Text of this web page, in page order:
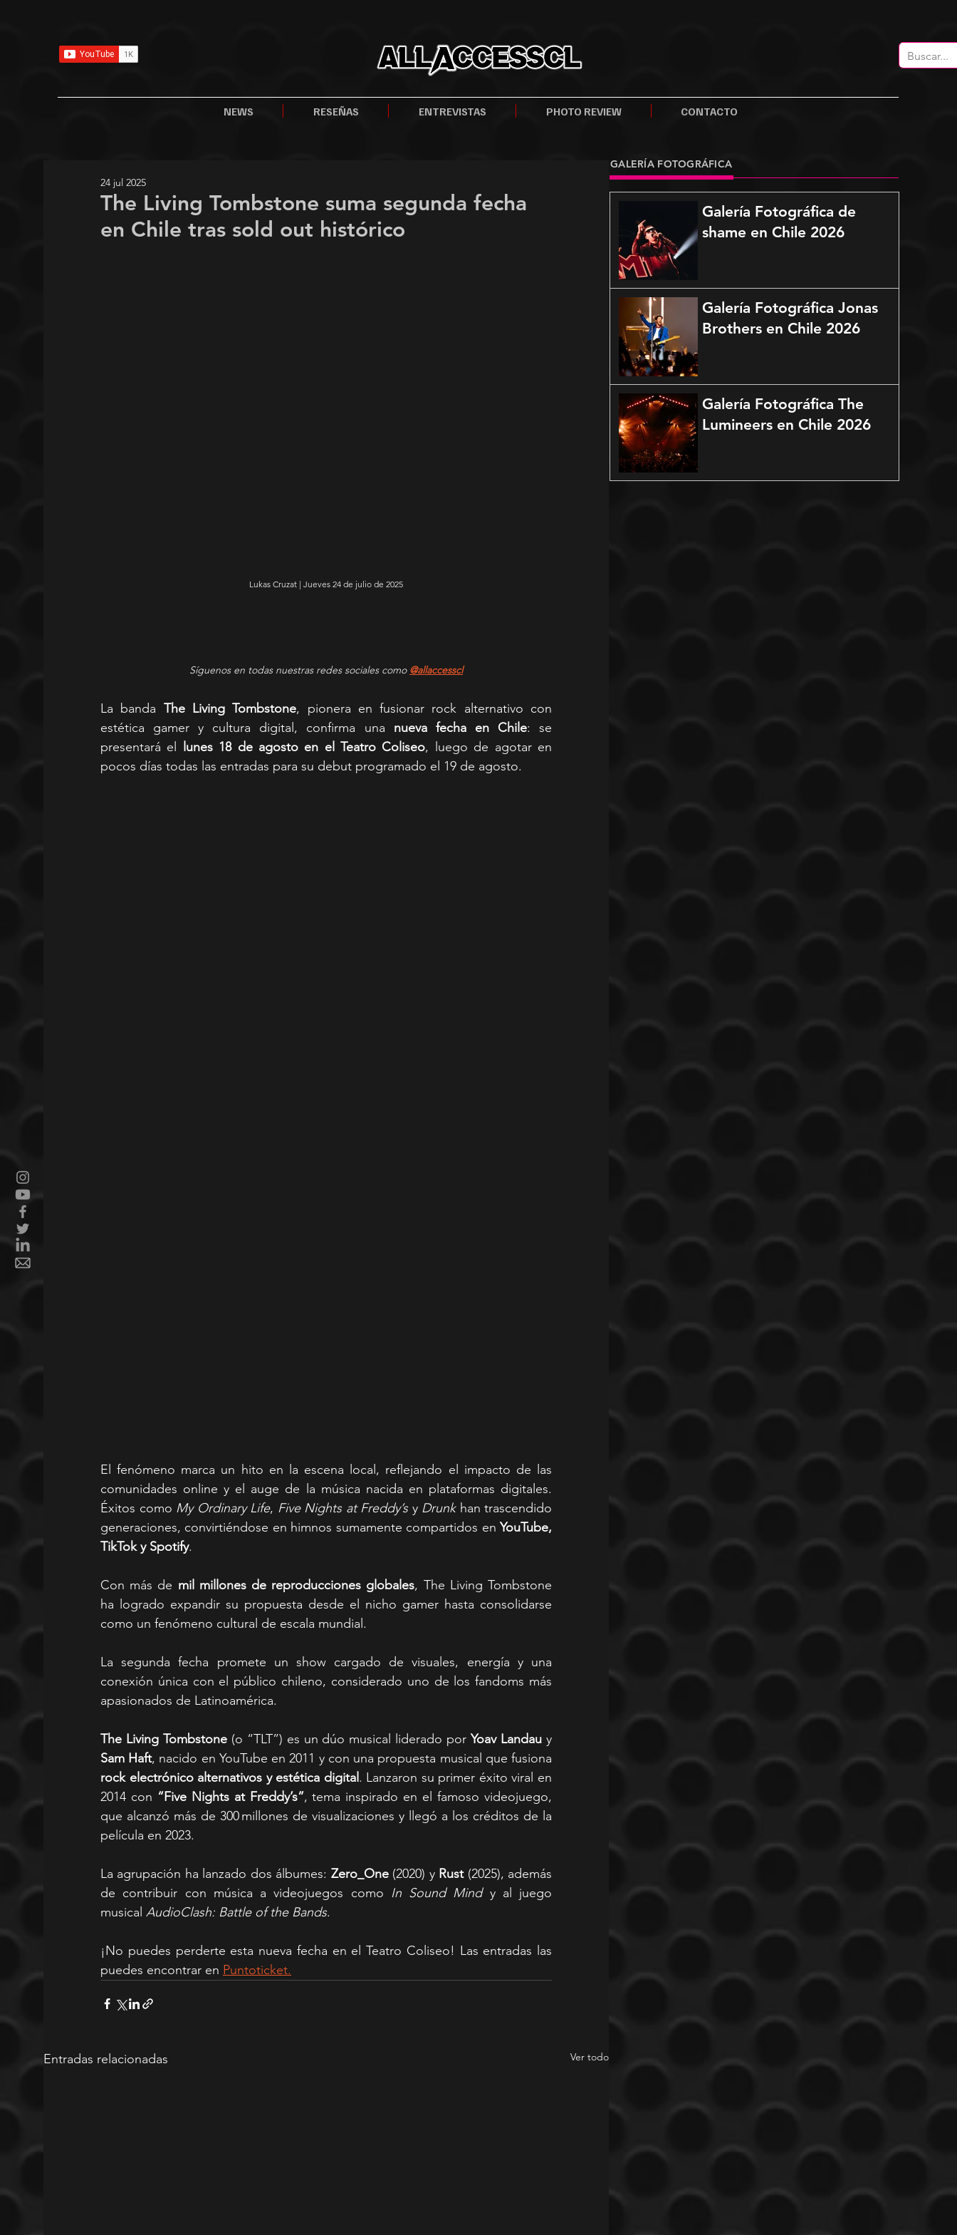
NEWS RESEÑAS ENTREVISTAS PHOTO REVIEW CONTACTO
The Living Tombstone suma segunda fecha
en Chile tras sold out histórico
24 jul 2025
Lukas Cruzat | Jueves 24 de julio de 2025
Síguenos en todas nuestras redes sociales como @allaccesscl
La banda The Living Tombstone, pionera en fusionar rock alternativo con
estética gamer y cultura digital, confirma una nueva fecha en Chile: se
presentará el
lunes 18 de agosto en el Teatro Coliseo, luego de agotar en
pocos días todas las entradas para su debut programado el 19 de agosto.
El fenómeno marca un hito en la escena local, reflejando el impacto de las
comunidades online y el auge de la música nacida en plataformas digitales.
Éxitos como My Ordinary Life, Five Nights at Freddy’s y Drunk han trascendido
generaciones, convirtiéndose en himnos sumamente compartidos en YouTube,
TikTok y Spotify.
Con más de mil millones de reproducciones globales, The Living Tombstone
ha logrado expandir su propuesta desde el nicho gamer hasta consolidarse
como un fenómeno cultural de escala mundial.
La segunda fecha promete un show cargado de visuales, energía y una
conexión única con el público chileno, considerado uno de los fandoms más
apasionados de Latinoamérica.
The Living Tombstone (o “TLT”) es un dúo musical liderado por Yoav Landau
Sam Haft
rock electrónico alternativos y estética digital. Lanzaron su primer éxito viral en
2014 con “Five Nights at Freddy’s”, tema inspirado en el famoso videojuego,
que alcanzó más de 300 millones de visualizaciones y llegó a los créditos de la
película en 2023.
La agrupación ha lanzado dos álbumes: Zero_One (2020) y Rust (2025), además
de contribuir con música a videojuegos como In Sound Mind y al juego
musical AudioClash: Battle of the Bands.
¡No puedes perderte esta nueva fecha en el Teatro Coliseo! Las entradas las
puedes encontrar en Puntoticket.
Entradas relacionadas Ver todo
GALERÍA FOTOGRÁFICA
Galería Fotográfica de
shame en Chile 2026
Galería Fotográfica Jonas
Brothers en Chile 2026
Galería Fotográfica The
Lumineers en Chile 2026